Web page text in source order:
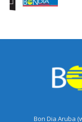
Bon Dia Aruba